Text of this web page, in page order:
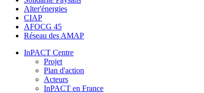
Alter'énergies
CIAP
AFOCG 45
Réseau des AMAP
InPACT Centre
Projet
Plan d'action
Acteurs
InPACT en France